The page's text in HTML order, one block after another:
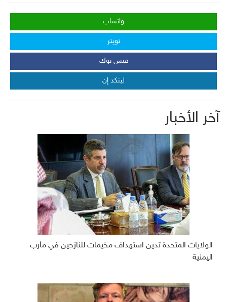
واتساب
تويتر
فيس بوك
لينكد إن
آخر الأخبار
الولايات المتحدة تدين استهداف مخيمات للنازحين في مأرب
اليمنية